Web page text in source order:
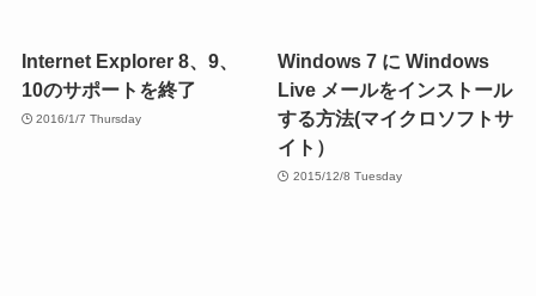
Internet Explorer 8、9、
10のサポートを終了
2016/1/7 Thursday
Windows 7 に Windows
Live メールをインストール
する方法(マイクロソフトサ
イト）
2015/12/8 Tuesday